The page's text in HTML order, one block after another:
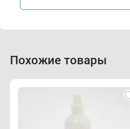
Похожие товары